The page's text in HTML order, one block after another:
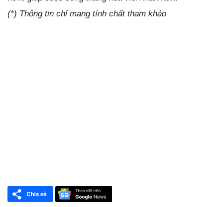
(*) Thông tin chỉ mang tính chất tham khảo